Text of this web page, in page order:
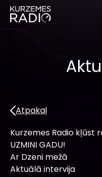
Atpakaļ
Kurzemes Radio kļūst
UZMINI GADU!
Ar Dzeni mežā
Aktuālā intervija